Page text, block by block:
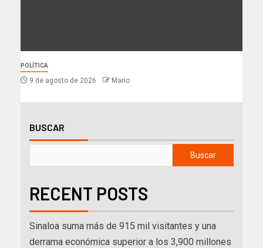
POLÍTICA
9 de agosto de 2026 Mario
BUSCAR
Buscar
RECENT POSTS
Sinaloa suma más de 915 mil visitantes y una
derrama económica superior a los 3,900 millones